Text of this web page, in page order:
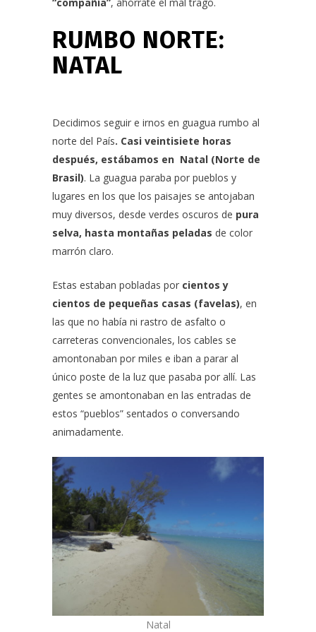
RUMBO NORTE:
NATAL
Decidimos seguir e irnos en guagua rumbo al
norte del País. Casi veintisiete horas
después, estábamos en Natal (Norte de
Brasil). La guagua paraba por pueblos y
lugares en los que los paisajes se antojaban
muy diversos, desde verdes oscuros de pura
selva, hasta montañas peladas de color
marrón claro.
Estas estaban pobladas por cientos y
cientos de pequeñas casas (favelas), en
las que no había ni rastro de asfalto o
carreteras convencionales, los cables se
amontonaban por miles e iban a parar al
único poste de la luz que pasaba por allí. Las
gentes se amontonaban en las entradas de
estos “pueblos” sentados o conversando
animadamente.
Natal